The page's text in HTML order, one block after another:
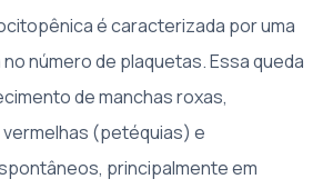
é caracterizada por uma
número de plaquetas. Essa queda
de manchas roxas,
(petéquias) e
principalmente em